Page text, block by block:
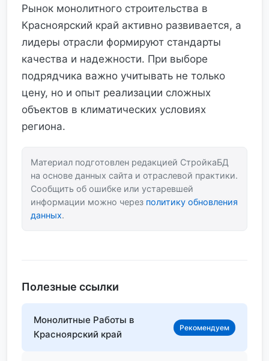
Рынок монолитного строительства в
Красноярский край активно развивается, а
лидеры отрасли формируют стандарты
качества и надежности. При выборе
подрядчика важно учитывать не только
цену, но и опыт реализации сложных
объектов в климатических условиях
региона.
Материал подготовлен редакцией СтройкаБД
на основе данных сайта и отраслевой практики.
Сообщить об ошибке или устаревшей
информации можно через политику обновления
данных.
Полезные ссылки
Монолитные Работы в
Красноярский край
Рекомендуем